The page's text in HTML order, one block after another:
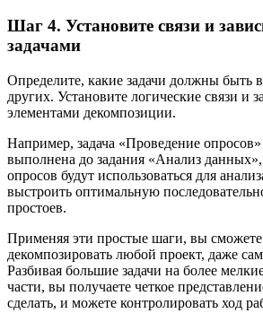
Шаг 4. Установите связи и
задачами
Определите, какие задачи должны быть
других. Установите логические связи и
элементами декомпозиции.
Например, задача «Проведение
выполнена до задания «Анализ данных»,
опросов будут использоваться для
выстроить оптимальную
простоев.
Применяя эти простые шаги, вы
декомпозировать любой проект, даже
Разбивая большие задачи на более
части, вы получаете четкое
сделать, и можете контролировать ход